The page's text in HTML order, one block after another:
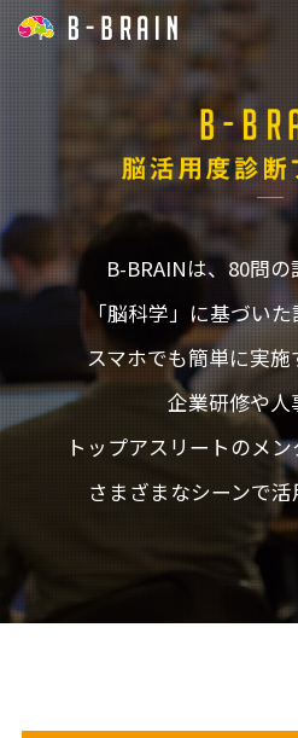
B-BRAINは、80問
「脳科学」に基づいた
スマホでも簡単に実施
企業研修や人
トップアスリートのメ
さまざまなシーンで